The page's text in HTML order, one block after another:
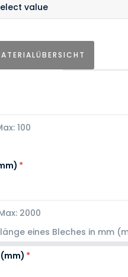
value
100
*
2000
eines Bleches in mm
*